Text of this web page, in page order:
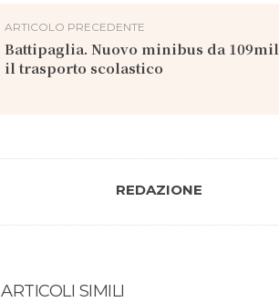
ARTICOLO PRECEDENTE
Battipaglia. Nuovo minibus da
il trasporto scolastico
REDAZIONE
ARTICOLI SIMILI